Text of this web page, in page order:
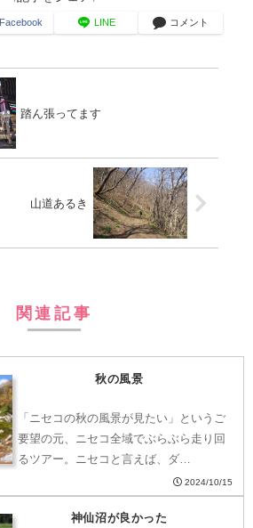
Facebook LINE コメント
踏ん張ってます
山道あるき
関連記事
秋の風景
「ニセコの秋の風景が見たい」というご
要望の元、ニセコ全域でぶらぶら走り回
るツアー。ニセコと言えば、ダ…
2024/10/15
神仙沼が良かった